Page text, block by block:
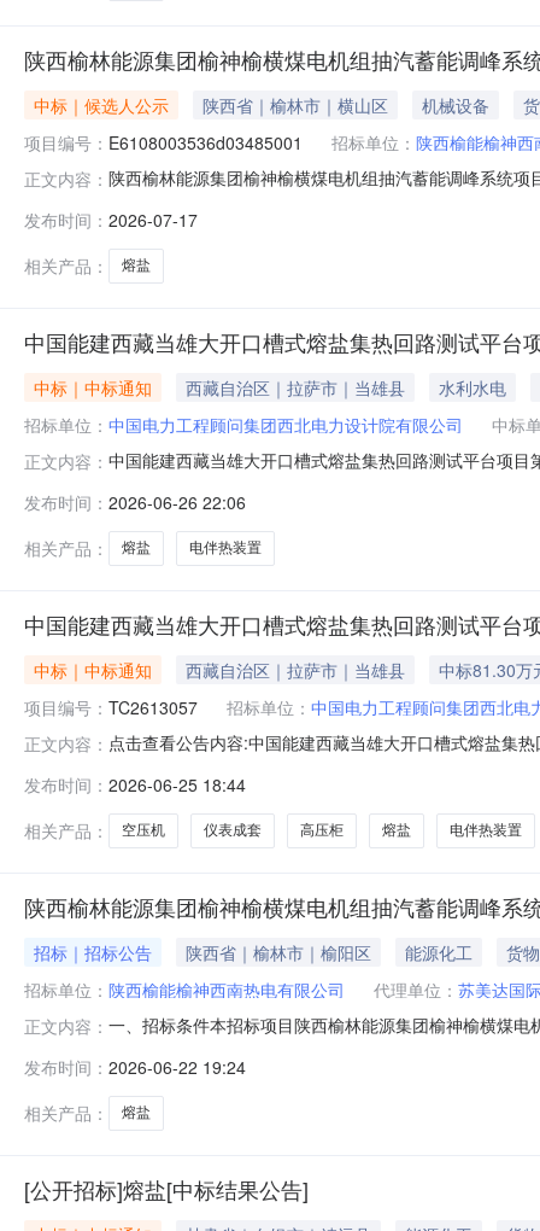
陕西榆林能源集团榆神榆横煤电机组抽汽蓄能调峰
中标｜候选人公示 陕西省｜榆林市｜横山区 机械设备
项目编号： E6108003536d03485001 招标单位： 陕西榆能榆神
正文内容： 陕西榆林能源集团榆神榆横煤电机组抽汽蓄能调峰系统
001陕西榆林能源集团榆神榆横煤电机组抽汽蓄能调峰系
发布时间： 2026-07-17
相关产品：
熔盐
中国能建西藏当雄大开口槽式熔盐集热回路测试平台
中标｜中标通知 西藏自治区｜拉萨市｜当雄县
水利水电
招标单位： 中国电力工程顾问集团西北电力设计院有限公司
中标
正文内容： 中国能建西藏当雄大开口槽式熔盐集热回路测试平台项
核阀业成套有限公司和和济南华威泵业有限公司分别中
发展机遇！欢迎更多企事业单位加入
发布时间： 2026-06-26 22:06
相关产品：
熔盐 电伴热装置
中国能建西藏当雄大开口槽式熔盐集热回路测试平台
中标｜中标通知 西藏自治区｜拉萨市｜当雄县
中标81.30万
项目编号： TC2613057 招标单位： 中国电力工程顾问集团西北电
正文内容： 点击查看公告内容:中国能建西藏当雄大开口槽式熔盐集
发布时间： 2026-06-25 18:44
相关产品：
空压机 仪表成套 高压柜 熔盐 电伴热装置
陕西榆林能源集团榆神榆横煤电机组抽汽蓄能调峰系
招标｜招标公告 陕西省｜榆林市｜榆阳区 能源化工
货物
招标单位： 陕西榆能榆神西南热电有限公司 代理单位： 苏美达国
正文内容： 一、招标条件本招标项目陕西榆林能源集团榆神榆横煤
公开招标，特邀有意愿的投标人参加投标。二、项目概
电机组抽汽
发布时间： 2026-06-22 19:24
相关产品：
熔盐
[公开招标]熔盐[中标结果公告]